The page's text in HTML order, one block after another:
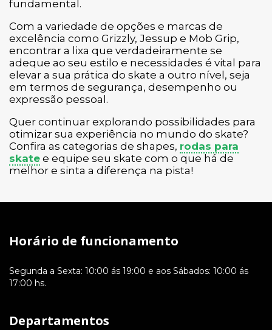
fundamental.
Com a variedade de opções e marcas de
excelência como Grizzly, Jessup e Mob Grip,
encontrar a lixa que verdadeiramente se
adeque ao seu estilo e necessidades é vital para
elevar a sua prática do skate a outro nível, seja
em termos de segurança, desempenho ou
expressão pessoal.
Quer continuar explorando possibilidades para
otimizar sua experiência no mundo do skate?
Confira as categorias de shapes, rodas para
skate e equipe seu skate com o que há de
melhor e sinta a diferença na pista!
Horário de funcionamento
Segunda a Sexta: 10:00 ás 19:00 e aos Sábados: 10:00 ás
17:00 hs.
Departamentos